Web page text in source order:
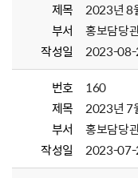
제목
2023년 8
부서
홍보담당
작성일
2023-
번호
160
제목
2023년 7
부서
홍보담당
작성일
2023-